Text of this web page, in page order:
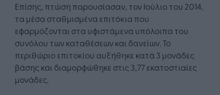
Επίσης, πτώση παρουσίασαν, τον Ιούλιο του 2014,
τα μέσα σταθμισμένα επιτόκια που
εφαρμόζονται στα υφιστάμενα υπόλοιπα του
συνόλου των καταθέσεων και δανείων. Το
περιθώριο επιτοκίου αυξήθηκε κατά 3 μονάδες
βάσης και διαμορφώθηκε στις 3,77 εκατοστιαίες
μονάδες.